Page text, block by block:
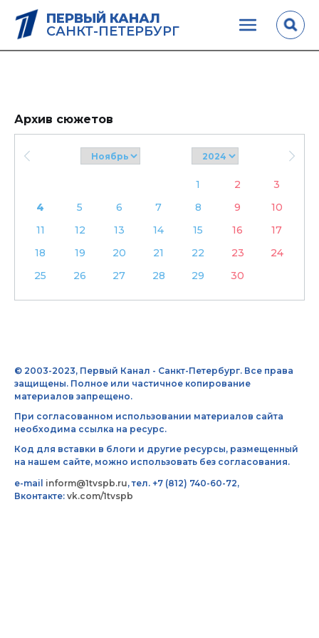
ПЕРВЫЙ КАНАЛ
САНКТ-ПЕТЕРБУРГ
Архив сюжетов
1 2
3
4
5 6 7 8 9
10
11
12 13 14 15 16
17
18
19 20 21 22 23
24
25
26 27 28 29 30
© 2003-2023, Первый Канал - Санкт-Петербург. Все права
защищены. Полное или частичное копирование
материалов запрещено.
При согласованном использовании материалов сайта
необходима ссылка на ресурс.
Код для вставки в блоги и другие ресурсы, размещенный
на нашем сайте, можно использовать без согласования.
e-mail inform@1tvspb.ru, тел. +7 (812) 740-60-72,
Вконтакте: vk.com/1tvspb